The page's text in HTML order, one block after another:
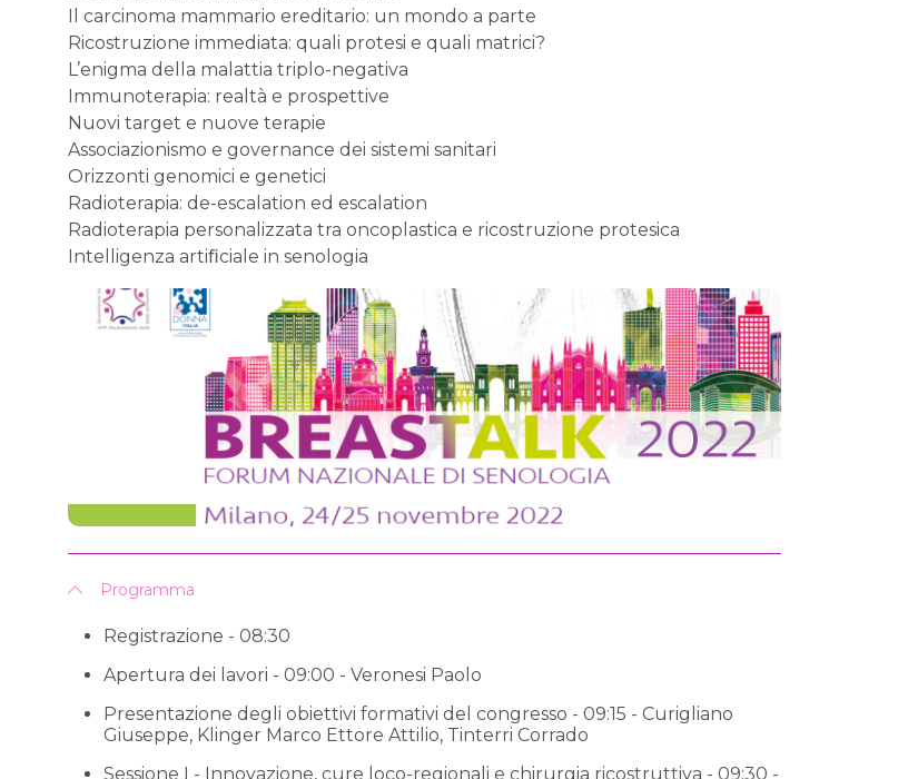
Il carcinoma mammario ereditario: un mondo a parte
Ricostruzione immediata: quali protesi e quali matrici?
L’enigma della malattia triplo-negativa
Immunoterapia: realtà e prospettive
Nuovi target e nuove terapie
Associazionismo e governance dei sistemi sanitari
Orizzonti genomici e genetici
Radioterapia: de-escalation ed escalation
Radioterapia personalizzata tra oncoplastica e ricostruzione protesica
Intelligenza artiﬁciale in senologia
Programma
Registrazione - 08:30
Apertura dei lavori - 09:00 - Veronesi Paolo
Presentazione degli obiettivi formativi del congresso - 09:15 - Curigliano
Giuseppe, Klinger Marco Ettore Attilio, Tinterri Corrado
Sessione I - Innovazione, cure loco-regionali e chirurgia ricostruttiva - 09:30 -